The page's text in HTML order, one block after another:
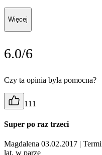
Więcej
6.0/6
Czy ta opinia była pomocna?
111
Super po raz trzeci
Magdalena 03.02.2017 |
lat, w parze